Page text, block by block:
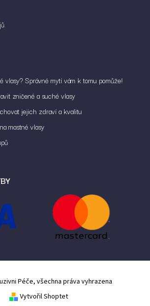
vlasy? Správné mytí vám k tomu pomůže!
zničené a suché vlasy
jejich zdraví a kvalitu
mastné vlasy
Péče, všechna práva vyhrazena
Vytvořil Shoptet